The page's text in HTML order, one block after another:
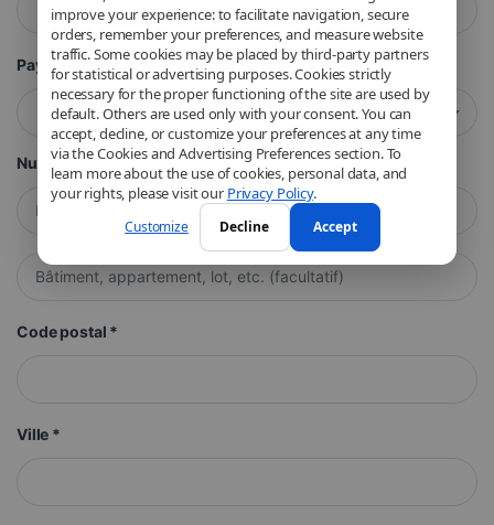
improve your experience: to facilitate navigation, secure
orders, remember your preferences, and measure website
traffic. Some cookies may be placed by third-party partners
for statistical or advertising purposes. Cookies strictly
necessary for the proper functioning of the site are used by
default. Others are used only with your consent. You can
accept, decline, or customize your preferences at any time
via the Cookies and Advertising Preferences section. To
learn more about the use of cookies, personal data, and
your rights, please visit our Privacy Policy.
Customize Decline Accept
Pays/région *
France
Numéro et nom de rue *
Appartement, suite, unité, etc.(facultatif)
Code postal *
Ville *